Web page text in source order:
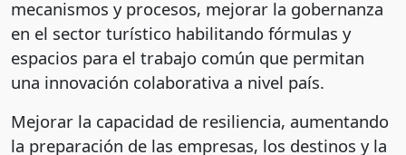
mecanismos y procesos, mejorar la gobernanza
en el sector turístico habilitando fórmulas y
espacios para el trabajo común que permitan
una innovación colaborativa a nivel país.
Mejorar la capacidad de resiliencia, aumentando
la preparación de las empresas, los destinos y la